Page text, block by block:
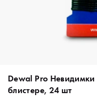
Dewal Pro
блистере, 24 шт